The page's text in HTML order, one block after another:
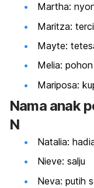
Martha:
Maritza:
Mayte:
Melia:
Mariposa:
Nama anak
N
Natalia:
Nieve: salju
Neva: putih